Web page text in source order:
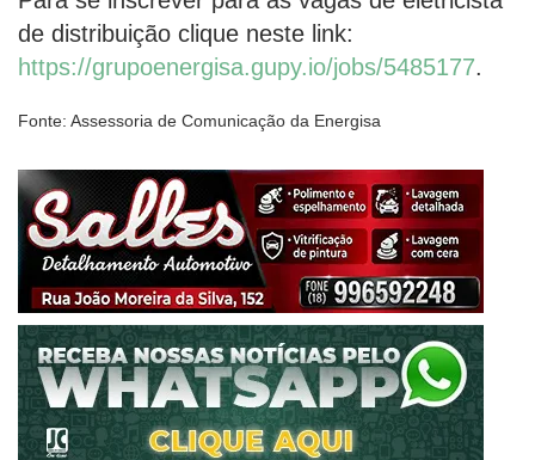
de distribuição clique neste link:
https://grupoenergisa.gupy.io/jobs/5485177.
Fonte: Assessoria de Comunicação da Energisa